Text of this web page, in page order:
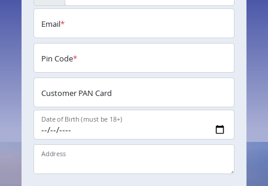
Email*
Pin Code*
Customer PAN Card
Date of Birth (must be 18+)
Address